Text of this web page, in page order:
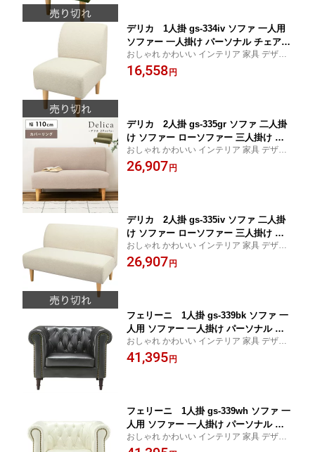
デリカ 1人掛 gs-334iv ソファ 一人用
ソファー 一人掛け パーソナル チェア
イス 椅子 いす チェアー フロア リビン
グ アメリカン 北欧 ビンテージ アンテ
おしゃれ かわいい インテリア 家具 デザイ
ン デザイナーズ 家具 雑貨 お洒落 ギフト プ
レゼント 東谷 AZUMAYA あづまや 新生活
16,558 円
デリカ 2人掛 gs-335gr ソファ 二人掛
け ソファー ローソファー 三人掛け ア
メリカン 北欧 ビンテージ アンティーク
おしゃれ インテリア 家具 新生活 一人
おしゃれ かわいい インテリア 家具 デザイ
ン デザイナーズ 家具 雑貨 お洒落 ギフト プ
レゼント 東谷 AZUMAYA あづまや 新生活
26,907 円
デリカ 2人掛 gs-335iv ソファ 二人掛
け ソファー ローソファー 三人掛け ア
メリカン 北欧 ビンテージ アンティーク
おしゃれ インテリア 家具 新生活 一人
おしゃれ かわいい インテリア 家具 デザイ
ン デザイナーズ 家具 雑貨 お洒落 ギフト プ
レゼント 東谷 AZUMAYA あづまや 新生活
26,907 円
フェリーニ 1人掛 gs-339bk ソファ 一
人用 ソファー 一人掛け パーソナル チ
ェア イス 椅子 いす チェアー フロア リ
ビング アメリカン 北欧 ビンテージ ア
おしゃれ かわいい インテリア 家具 デザイ
ン デザイナーズ 家具 雑貨 お洒落 ギフト プ
レゼント 東谷 AZUMAYA あづまや 新生活
41,395 円
フェリーニ 1人掛 gs-339wh ソファ 一
人用 ソファー 一人掛け パーソナル チ
ェア イス 椅子 いす チェアー フロア リ
おしゃれ かわいい インテリア 家具 デザイ
ン デザイナーズ 家具 雑貨 お洒落 ギフト プ